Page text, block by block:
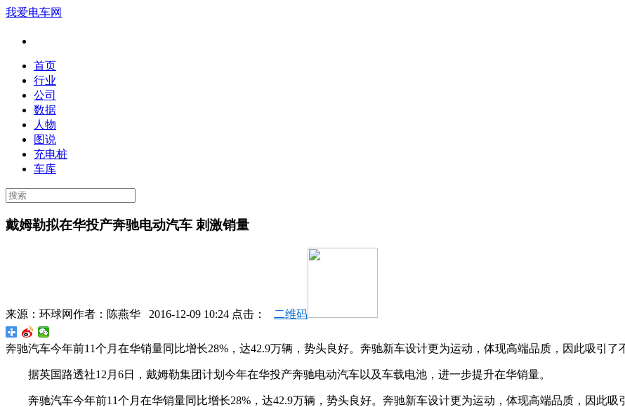
我爱电车网
首页
行业
公司
数据
人物
图说
充电桩
车库
戴姆勒拟在华投产奔驰电动汽车 刺激销量
来源： 环球网作者： 陈燕华 2016-12-09 10:24 点击： 二维码
奔驰汽车今年前11个月在华销量同比增长28%，达42.9万辆，势头良好。奔驰新车设计更为运动，体现高端品质，因此吸引了
据英国路透社12月6日，戴姆勒集团计划今年在华投产奔驰电动汽车以及车载电池，进一步提升在华销量。
奔驰汽车今年前11个月在华销量同比增长28%，达42.9万辆，势头良好。奔驰新车设计更为运动，体现高端品质，因此